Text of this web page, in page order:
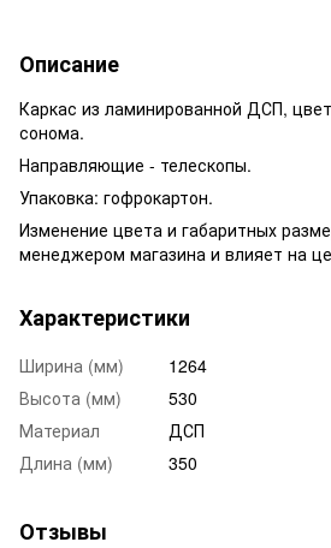
Описание
Каркас из ламинированной ДСП,
сонома.
Направляющие - телескопы.
Упаковка: гофрокартон.
Изменение цвета и габаритных
менеджером магазина и влияет на
Характеристики
Ширина (мм)
1264
Высота (мм)
530
Материал
ДСП
Длина (мм)
350
Отзывы